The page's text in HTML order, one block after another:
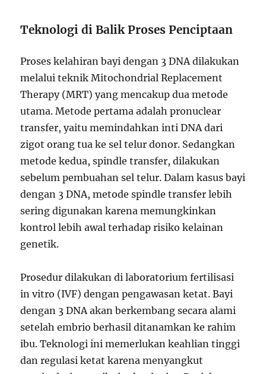
Teknologi di Balik Proses Penciptaan
Proses kelahiran bayi dengan 3 DNA dilakukan
melalui teknik Mitochondrial Replacement
Therapy (MRT) yang mencakup dua metode
utama. Metode pertama adalah pronuclear
transfer, yaitu memindahkan inti DNA dari
zigot orang tua ke sel telur donor. Sedangkan
metode kedua, spindle transfer, dilakukan
sebelum pembuahan sel telur. Dalam kasus bayi
dengan 3 DNA, metode spindle transfer lebih
sering digunakan karena memungkinkan
kontrol lebih awal terhadap risiko kelainan
genetik.
Prosedur dilakukan di laboratorium fertilisasi
in vitro (IVF) dengan pengawasan ketat. Bayi
dengan 3 DNA akan berkembang secara alami
setelah embrio berhasil ditanamkan ke rahim
ibu. Teknologi ini memerlukan keahlian tinggi
dan regulasi ketat karena menyangkut